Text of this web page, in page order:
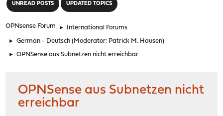
UNREAD POSTS UPDATED TOPICS
OPNsense Forum ► International Forums
► German - Deutsch (Moderator: Patrick M. Hausen)
► OPNSense aus Subnetzen nicht erreichbar
OPNSense aus Subnetzen nicht
erreichbar